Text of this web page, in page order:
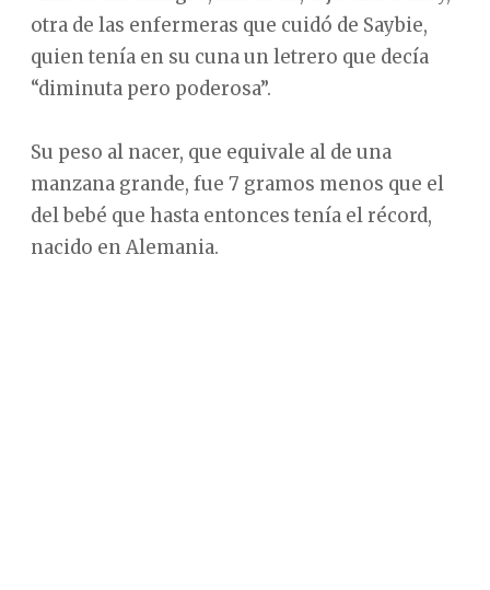
otra de las enfermeras que cuidó de Saybie,
quien tenía en su cuna un letrero que decía
“diminuta pero poderosa”.
Su peso al nacer, que equivale al de una
manzana grande, fue 7 gramos menos que el
del bebé que hasta entonces tenía el récord,
nacido en Alemania.